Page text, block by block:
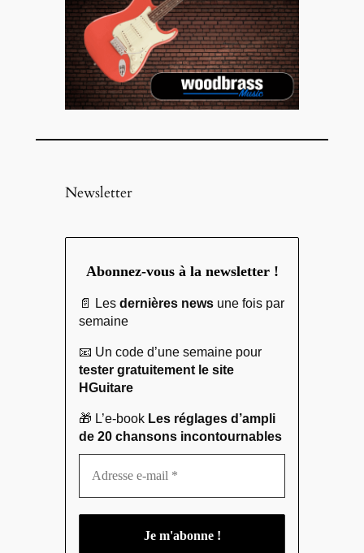
Newsletter
Abonnez-vous à la newsletter !
📄 Les dernières newsune fois par
semaine
📧 Un code d’une semaine pour
tester gratuitement le site
HGuitare
🎁 L’e-book Les réglages d’ampli
de 20 chansons incontournables